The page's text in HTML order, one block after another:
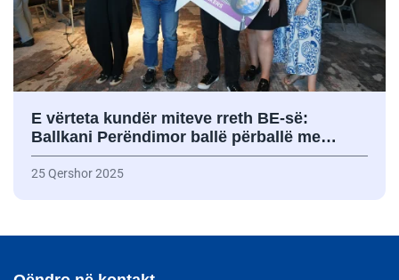
E vërteta kundër miteve rreth BE-së:
Ballkani Perëndimor ballë përballë me…
25 Qershor 2025